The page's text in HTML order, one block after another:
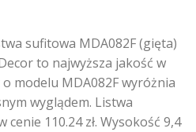
sufitowa MDA082F (gięta)
to najwyższa jakość w
modelu MDA082F wyróżnia
wyglądem. Listwa
110.24 zł. Wysokość 9,4